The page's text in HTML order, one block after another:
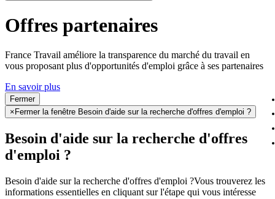
Offres partenaires
France Travail améliore la transparence du marché du travail en
vous proposant plus d'opportunités d'emploi grâce à ses partenaires
En savoir plus
Fermer
× Fermer la fenêtre Besoin d'aide sur la recherche d'offres d'emploi ?
Besoin d'aide sur la recherche d'offres
d'emploi ?
Besoin d'aide sur la recherche d'offres d'emploi ?Vous trouverez les
informations essentielles en cliquant sur l'étape qui vous intéresse